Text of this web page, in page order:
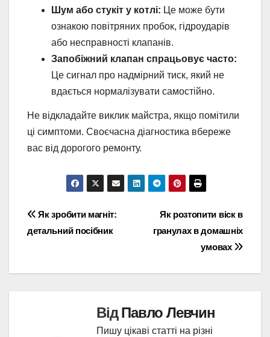
Шум або стукіт у котлі: Це може бути
ознакою повітряних пробок, гідроударів
або несправності клапанів.
Запобіжний клапан спрацьовує часто:
Це сигнал про надмірний тиск, який не
вдається нормалізувати самостійно.
Не відкладайте виклик майстра, якщо помітили
ці симптоми. Своєчасна діагностика вбереже
вас від дорогого ремонту.
Навігація
записів
Як розтопити віск в
гранулах в домашніх
умовах
Як зробити магніт:
детальний посібник
ВідПавло Левчин
Пишу цікаві статті на різні